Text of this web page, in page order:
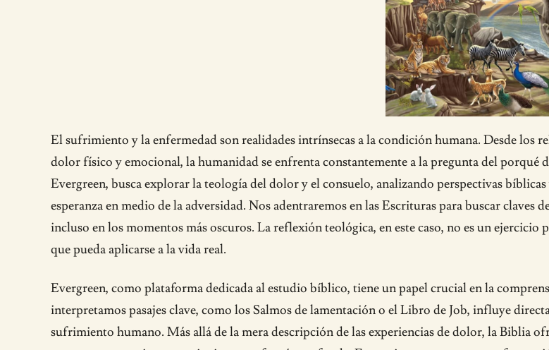
El sufrimiento y la enfermedad son realidades intrínsecas a la condición humana. Desde los
dolor físico y emocional, la humanidad se enfrenta constantemente a la pregunta del
Evergreen, busca explorar la teología del dolor y el consuelo, analizando perspectivas
esperanza en medio de la adversidad. Nos adentraremos en las Escrituras para buscar
incluso en los momentos más oscuros. La reflexión teológica, en este caso, no es un
que pueda aplicarse a la vida real.
Evergreen, como plataforma dedicada al estudio bíblico, tiene un papel crucial en la
interpretamos pasajes clave, como los Salmos de lamentación o el Libro de Job, influye
sufrimiento humano. Más allá de la mera descripción de las experiencias de dolor, la Biblia